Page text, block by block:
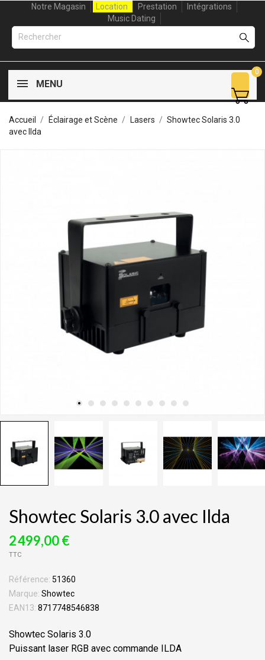
Notre Magasin Location Prestation
Intégrations
Music Dating
MENU
0
Accueil Éclairage et Scène Lasers
Showtec Solaris 3.0
avec Ilda
Showtec Solaris 3.0 avec Ilda
2 499,00 €
TTC
Référence: 51360
Marque: Showtec
EAN13: 8717748546838
Showtec Solaris 3.0
Puissant laser RGB avec commande ILDA